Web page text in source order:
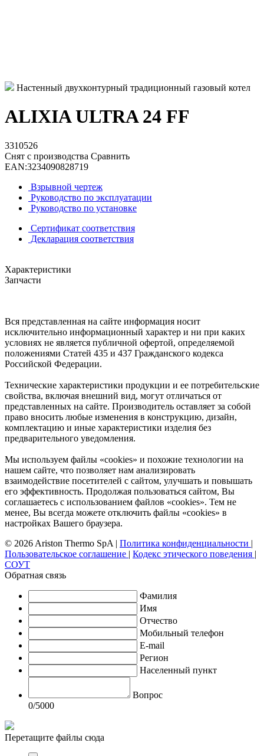
Настенный двухконтурный традиционный газовый котел
ALIXIA ULTRA 24 FF
3310526
Снят с производства Сравнить
EAN:3234090828719
Взрывной чертеж
Руководство по эксплуатации
Руководство по установке
Сертификат соответствия
Декларация соответствия
Характеристики
Запчасти
Вся представленная на сайте информация носит
исключительно информационный характер и ни при каких
условиях не является публичной офертой, определяемой
положениями Статей 435 и 437 Гражданского кодекса
Российской Федерации.
Технические характеристики продукции и ее потребительские
свойства, включая внешний вид, могут отличаться от
представленных на сайте. Производитель оставляет за собой
право вносить любые изменения в конструкцию, дизайн,
комплектацию и иные характеристики изделия без
предварительного уведомления.
Мы используем файлы «cookies» и похожие технологии на
нашем сайте, что позволяет нам анализировать
взаимодействие посетителей с сайтом, улучшать и повышать
его эффективность. Продолжая пользоваться сайтом, Вы
соглашаетесь с использованием файлов «cookies». Тем не
менее, Вы всегда можете отключить файлы «cookies» в
настройках Вашего браузера.
© 2026 Ariston Thermo SpA | Политика конфиденциальности |
Пользовательское соглашение | Кодекс этического поведения |
СОУТ
Обратная связь
Фамилия
Имя
Отчество
Мобильный телефон
E-mail
Регион
Населенный пункт
Вопрос
0/5000
Перетащите файлы сюда